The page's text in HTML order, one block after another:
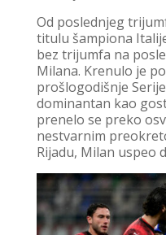
Od poslednjeg
titulu šampiona
bez trijumfa na
Milana. Krenulo je
prošlogodišnje
dominantan kao
prenelo se preko
nestvarnim
Rijadu, Milan uspeo